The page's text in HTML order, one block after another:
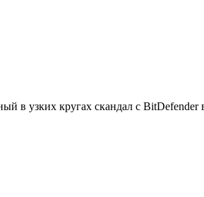
в узких кругах скандал с